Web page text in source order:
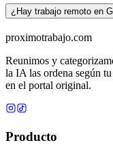
¿Hay trabajo remoto en
proximotrabajo.com
Reunimos y
la IA las ordena según
en el portal original.
Producto